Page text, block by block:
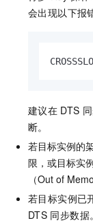
会出现以下报
建议在 DTS
断。
若目标实例的
限，或目标实
（Out of
若目标实例已
DTS 同步数据。